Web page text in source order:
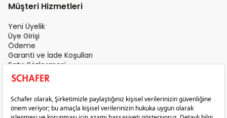
Müşteri Hizmetleri
Yeni Üyelik
Üye Girişi
Ödeme
Garanti ve İade Koşulları
Satış Sözleşmesi
Üyelik Sözleşmesi
İletişim
Teslimat Koşulları
Gizlilik ve Güvenlik
Sık Sorulan Sorular